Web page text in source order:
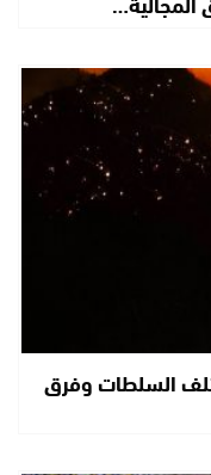
السلطات وفرق